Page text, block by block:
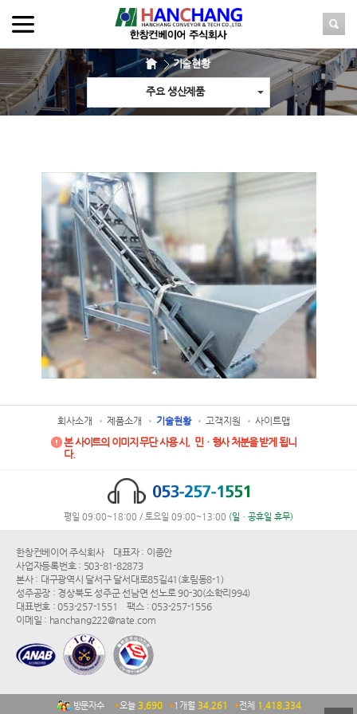
기술현황
주요 생산제품
회사소개 제품소개 기술현황 고객지원 사이트맵
본 사이트의 이미지 무단 사용 시, 민ㆍ형사 처분을 받게 됩니
다.
평일 09:00~18:00 / 토요일 09:00~13:00 (일ㆍ공휴일 휴무)
한창컨베이어 주식회사
대표자 : 이종안
사업자등록번호 : 503-81-82873
본사 : 대구광역시 달서구 달서대로85길41(호림동8-1)
성주공장 : 경상북도 성주군 선남면 선노로 90-30(소학리994)
대표번호 : 053-257-1551
팩스 : 053-257-1556
이메일 : hanchang222@nate.com
방문자수 오늘 3,690 1개월 34,261 전체 1,418,334